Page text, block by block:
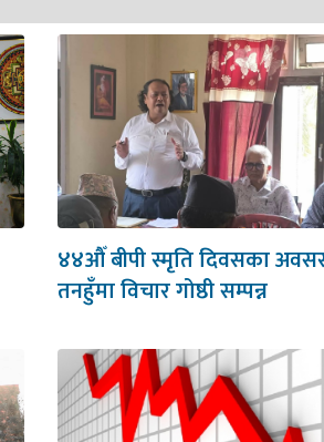
४४औँ बीपी स्मृति दिवसका
तनहुँमा विचार गोष्ठी सम्पन्न